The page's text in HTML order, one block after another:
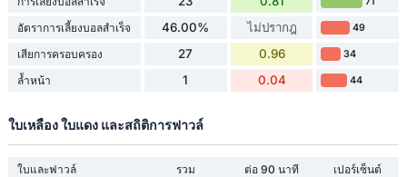
อัตราการเลี้ยงบอลสำเร็จ 46.00% ไม่ปรากฎ 49
เสียการครอบครอง 27 0.96 34
ล้ำหน้า 1 0.04 44
ใบเหลือง ใบแดง และสถิติการฟาวล์
ใบและฟาวล์ รวม ต่อ 90 นาที
เปอร์เซ็นต์